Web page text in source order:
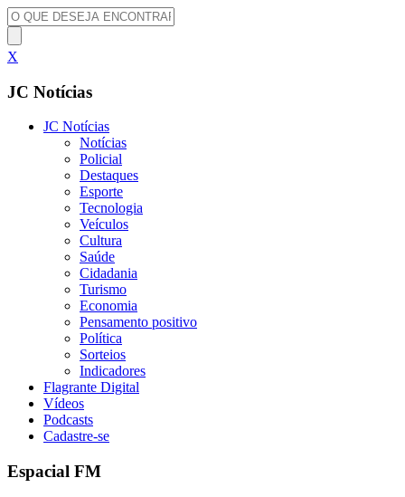
X
JC Notícias
JC Notícias
Notícias
Policial
Destaques
Esporte
Tecnologia
Veículos
Cultura
Saúde
Cidadania
Turismo
Economia
Pensamento positivo
Política
Sorteios
Indicadores
Flagrante Digital
Vídeos
Podcasts
Cadastre-se
Espacial FM